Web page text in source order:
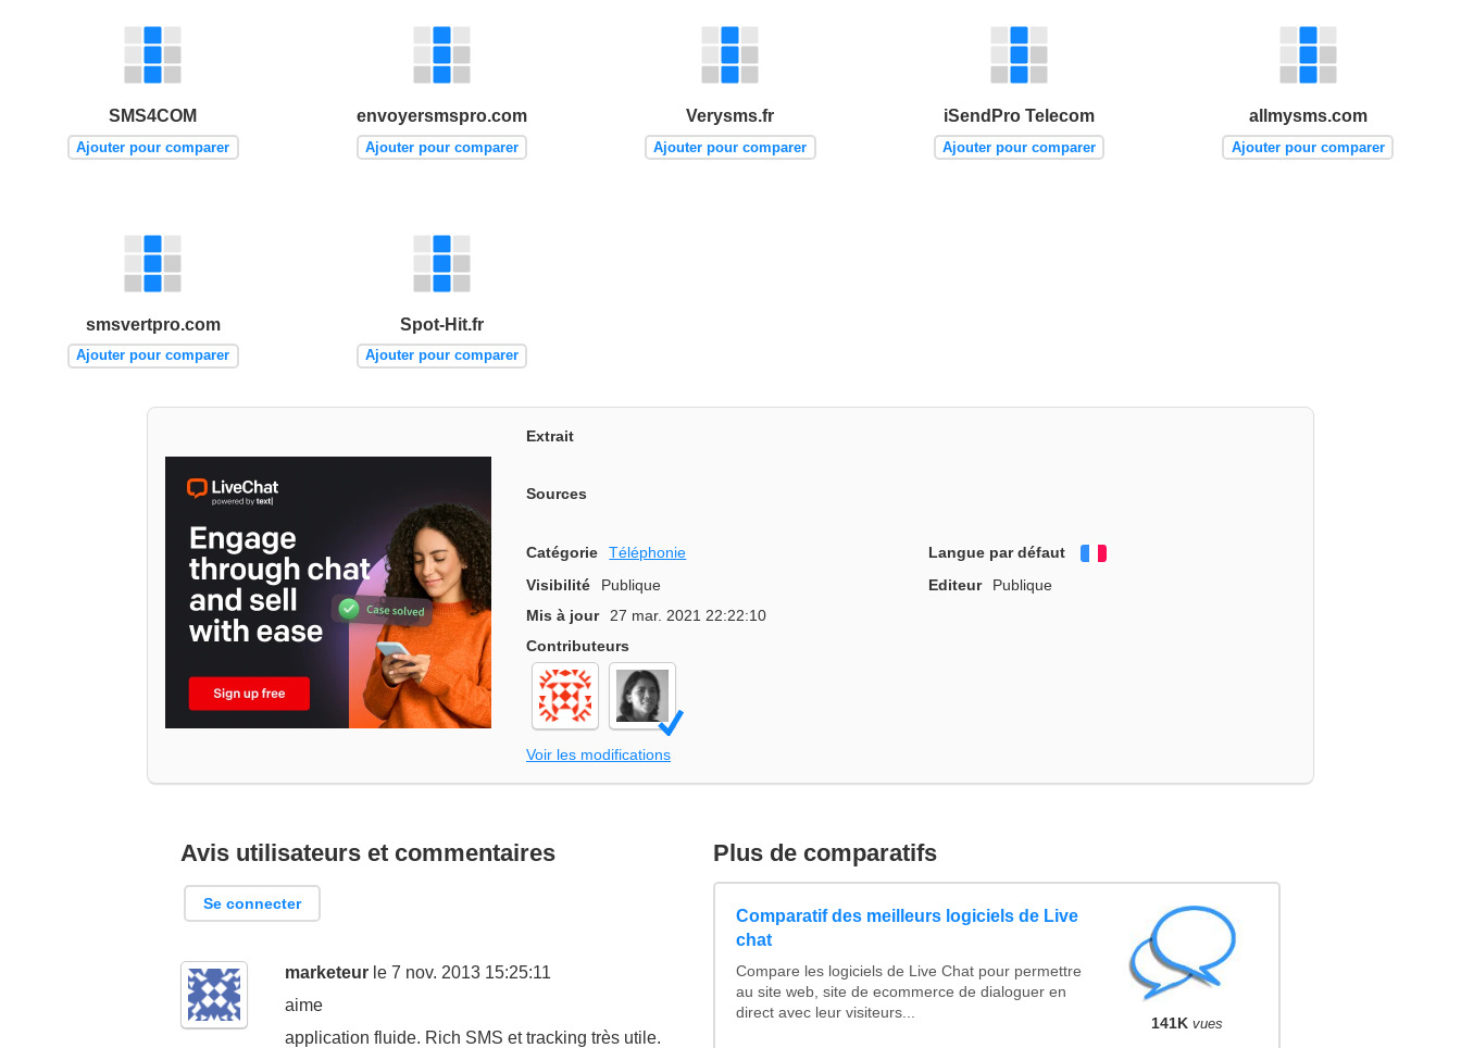
SMS4COM
Ajouter pour comparer
envoyersmspro.com
Ajouter pour comparer
Verysms.fr
Ajouter pour comparer
iSendPro Telecom
Ajouter pour comparer
allmysms.com
Ajouter pour comparer
smsvertpro.com
Ajouter pour comparer
Spot-Hit.fr
Ajouter pour comparer
Extrait
Sources
Catégorie Téléphonie Langue par défaut
Français
Visibilité
Publique Editeur
Publique
Mis à jour
27 mar. 2021 22:22:10
Contributeurs
Voir les modifications
Avis utilisateurs et commentaires
Se connecter
marketeurle 7 nov. 2013 15:25:11
aime
application fluide. Rich SMS et tracking très utile.
Plus de comparatifs
Comparatif des meilleurs logiciels de Live
chat
Compare les logiciels de Live Chat pour permettre
au site web, site de ecommerce de dialoguer en
direct avec leur visiteurs...
141K vues